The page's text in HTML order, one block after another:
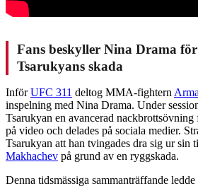
Fans beskyller Nina Drama
Tsarukyans skada
InförUFC 311 deltog MMA-fightern
inspelning med Nina Drama. Under
Tsarukyan en avancerad
på video och delades på sociala medier.
Tsarukyan att han tvingades dra sig ur sin
Makhachev på grund av en ryggskada.
Denna tidsmässiga sammanträffande